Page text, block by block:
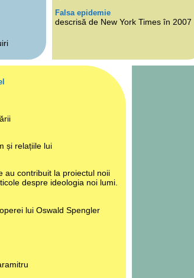
Falsa epidemie
descrisă de New York Times în 2007
și relațiile lui
au contribuit la proiectul noii
despre ideologia noi lumi.
lui Oswald Spengler